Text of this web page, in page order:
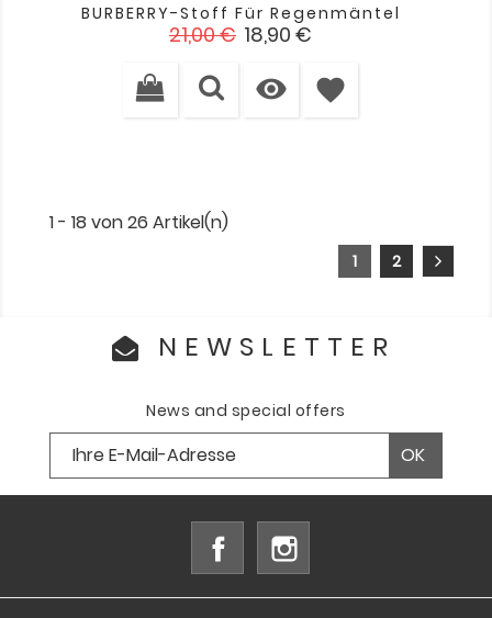
BURBERRY-Stoff Für Regenmäntel
Verkaufspreis
21,00 € Preis
18,90 €
 favorite
1 - 18 von 26 Artikel(n)
1 2
NEWSLETTER
News and special offers
Facebook